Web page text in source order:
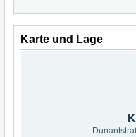
Karte und Lage